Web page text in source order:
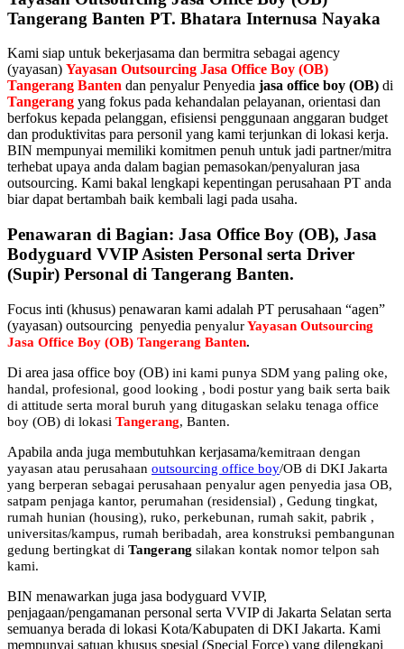
Tangerang Banten PT. Bhatara Internusa Nayaka
Kami siap untuk bekerjasama dan bermitra sebagai agency
(yayasan) Yayasan Outsourcing Jasa Office Boy (OB)
Tangerang Banten dan penyalur Penyedia jasa office boy (OB) di
Tangerang yang fokus pada kehandalan pelayanan, orientasi dan
berfokus kepada pelanggan, efisiensi penggunaan anggaran budget
dan produktivitas para personil yang kami terjunkan di lokasi kerja.
BIN mempunyai memiliki komitmen penuh untuk jadi partner/mitra
terhebat upaya anda dalam bagian pemasokan/penyaluran jasa
outsourcing. Kami bakal lengkapi kepentingan perusahaan PT anda
biar dapat bertambah baik kembali lagi pada usaha.
Penawaran di Bagian: Jasa Office Boy (OB), Jasa
Bodyguard VVIP Asisten Personal serta Driver
(Supir) Personal di Tangerang Banten.
Focus inti (khusus) penawaran kami adalah PT perusahaan “agen”
(yayasan) outsourcing penyedia penyalurYayasan Outsourcing
Jasa Office Boy (OB) Tangerang Banten.
Di area jasa office boy (OB) ini kami punya SDM yang paling oke,
handal, profesional, good looking , bodi postur yang baik serta baik
di attitude serta moral buruh yang ditugaskan selaku tenaga office
boy (OB) di lokasi Tangerang, Banten.
Apabila anda juga membutuhkan kerjasama/kemitraan dengan
yayasan atau perusahaan outsourcing office boy/OB di DKI Jakarta
yang berperan sebagai perusahaan penyalur agen penyedia jasa OB,
satpam penjaga kantor, perumahan (residensial) , Gedung tingkat,
rumah hunian (housing), ruko, perkebunan, rumah sakit, pabrik ,
universitas/kampus, rumah beribadah, area konstruksi pembangunan
gedung bertingkat di Tangerang silakan kontak nomor telpon sah
kami.
BIN menawarkan juga jasa bodyguard VVIP,
penjagaan/pengamanan personal serta VVIP di Jakarta Selatan serta
semuanya berada di lokasi Kota/Kabupaten di DKI Jakarta. Kami
mempunyai satuan khusus spesial (Special Force) yang dilengkapi